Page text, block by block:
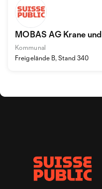
MOBAS AG Krane und
Wechselsysteme
Kommunal
Freigelände B, Stand 340